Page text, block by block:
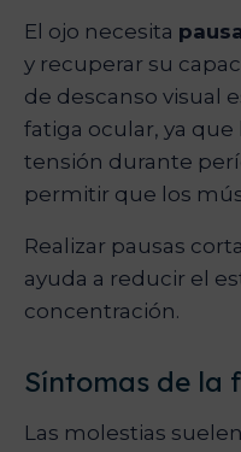
El ojo necesita
y recuperar su
de descanso visual
fatiga ocular, ya
tensión durante
permitir que los
Realizar pausas
ayuda a reducir el
concentración.
Síntomas de la
Las molestias